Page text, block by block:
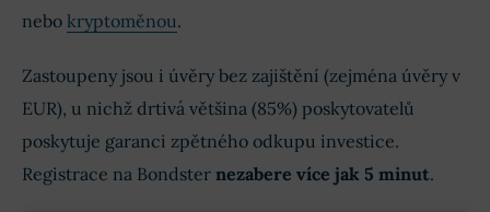
nebo kryptoměnou.
Zastoupeny jsou i úvěry bez zajištění (zejména úvěry v
EUR), u nichž drtivá většina (85%) poskytovatelů
poskytuje garanci zpětného odkupu investice.
Registrace na Bondster nezabere více jak 5 minut.